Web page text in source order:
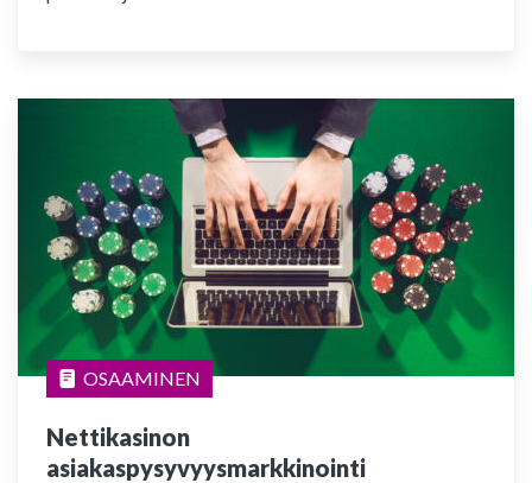
OSAAMINEN
Nettikasinon
asiakaspysyvyysmarkkinointi